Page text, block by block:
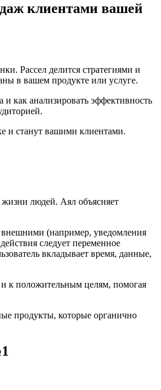
клиентами вашей
Рассел делится стратегиями и
в вашем продукте или услуге.
как анализировать эффективность
и станут вашими клиентами.
людей. Аял объясняет
(например, уведомления
следует переменное
вкладывает время, данные,
и к положительным целям, помогая
продукты, которые органично